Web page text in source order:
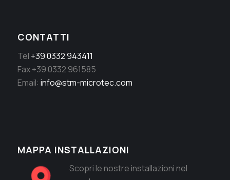
CONTATTI
Tel +39 0332 943411
Fax +39 0332 961585
Email: info@stm-microtec.com
MAPPA INSTALLAZIONI
Scopri le nostre installazioni nel